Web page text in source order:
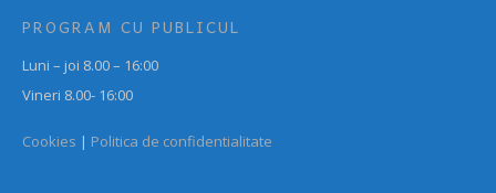
PROGRAM CU PUBLICUL
Luni – joi 8.00 – 16:00
Vineri 8.00- 16:00
Cookies | Politica de confidentialitate